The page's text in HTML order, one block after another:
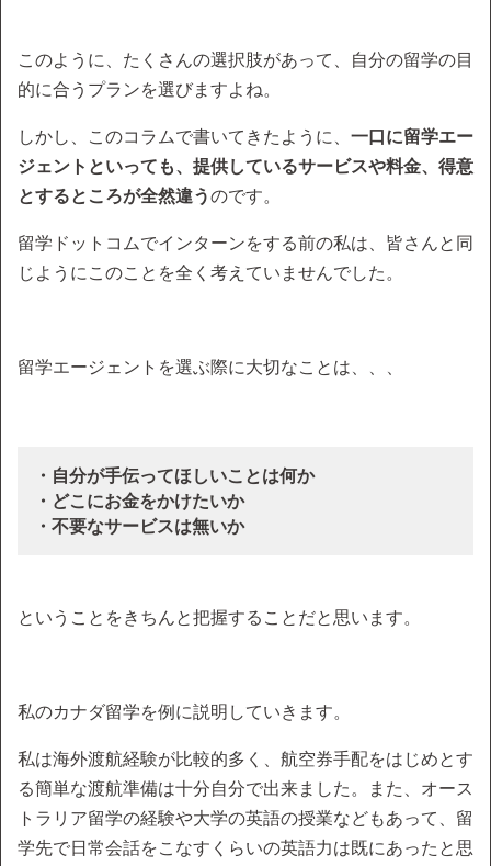
このように、たくさんの選択肢があって、自分の留学の目
的に合うプランを選びますよね。
しかし、このコラムで書いてきたように、 一口に留学エー
ジェントといっても、提供しているサービスや料金、得意
とするところが全然違うのです。
留学ドットコムでインターンをする前の私は、皆さんと同
じようにこのことを全く考えていませんでした。
留学エージェントを選ぶ際に大切なことは、、、
・自分が手伝ってほしいことは何か
・どこにお金をかけたいか
・不要なサービスは無いか
ということをきちんと把握することだと思います。
私のカナダ留学を例に説明していきます。
私は海外渡航経験が比較的多く、航空券手配をはじめとす
る簡単な渡航準備は十分自分で出来ました。また、オース
トラリア留学の経験や大学の英語の授業などもあって、留
学先で日常会話をこなすくらいの英語力は既にあったと思